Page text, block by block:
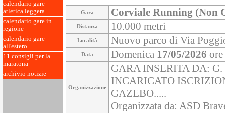
calendario gare
atletica leggera
calendario gare in
regione
calendario gare
all'estero
11 consigli per la
maratona
archivio notizie
Gara Corviale Running (Non
Distanza 10.000 metri
Località Nuovo parco di Via
Data Domenica 17/05/2026
Organizzazione
GARA INSERITA DA:
INCARICATO
GAZEBO.....
Organizzata da: ASD